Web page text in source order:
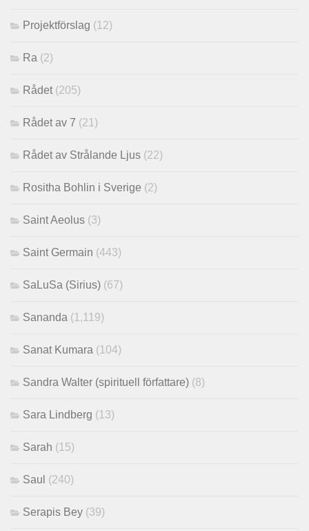
Projektförslag (12)
Ra (2)
Rådet (205)
Rådet av 7 (21)
Rådet av Strålande Ljus (22)
Rositha Bohlin i Sverige (2)
Saint Aeolus (3)
Saint Germain (443)
SaLuSa (Sirius) (67)
Sananda (1,119)
Sanat Kumara (104)
Sandra Walter (spirituell författare) (8)
Sara Lindberg (13)
Sarah (15)
Saul (240)
Serapis Bey (39)